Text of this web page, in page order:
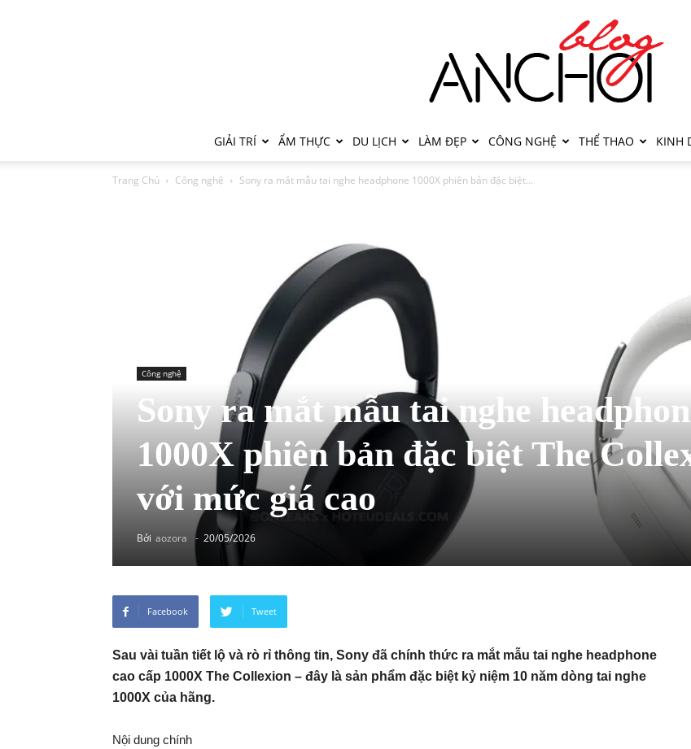
GIẢI TRÍ ẨM THỰC DU LỊCH LÀM ĐẸP CÔNG NGHỆ THỂ THAO KINH
Trang Chủ Công nghệ Sony ra mắt mẫu tai nghe headphone 1000X phiên bản đặc biệt...
Công nghệ
Sony ra mắt mẫu tai nghe
1000X phiên bản đặc biệt The
với mức giá cao
Bởi aozora - 20/05/2026
Facebook Tweet
Sau vài tuần tiết lộ và rò rỉ thông tin, Sony đã chính thức ra mắt mẫu tai nghe headphone
cao cấp 1000X The Collexion – đây là sản phẩm đặc biệt kỷ niệm 10 năm dòng tai nghe
1000X của hãng.
Nội dung chính